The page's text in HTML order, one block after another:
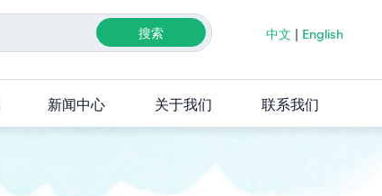
中文 English
新闻中心 关于我们 联系我们